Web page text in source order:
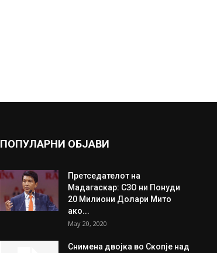
ПОПУЛАРНИ ОБЈАВИ
Претседателот на
Мадагаскар: СЗО ни Понуди
20 Милиони Долари Мито
ако...
May 20, 2020
Снимена двојка во Скопје над